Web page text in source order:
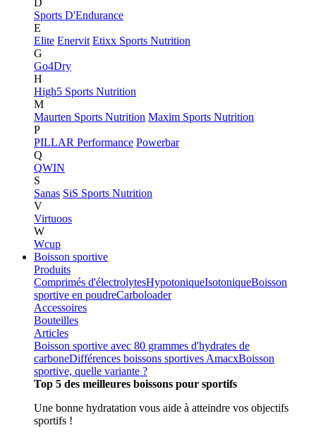
D
Sports D'Endurance
E
Elite Enervit Etixx Sports Nutrition
G
Go4Dry
H
High5 Sports Nutrition
M
Maurten Sports Nutrition Maxim Sports Nutrition
P
PILLAR Performance Powerbar
Q
QWIN
S
Sanas SiS Sports Nutrition
V
Virtuoos
W
Wcup
Boisson sportive
Produits
Comprimés d'électrolytesHypotoniqueIsotoniqueBoisson
sportive en poudreCarboloader
Accessoires
Bouteilles
Articles
Boisson sportive avec 80 grammes d'hydrates de
carboneDifférences boissons sportives AmacxBoisson
sportive, quelle variante ?
Top 5 des meilleures boissons pour sportifs
Une bonne hydratation vous aide à atteindre vos objectifs
sportifs !